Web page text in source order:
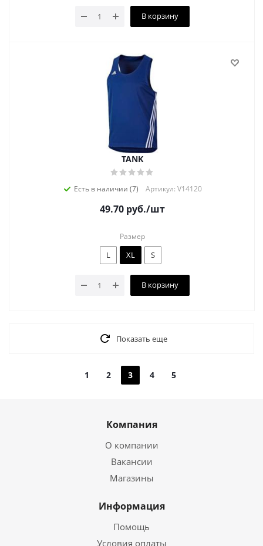
В корзину
TANK
Есть в наличии (7) Артикул: V14120
49.70руб./шт
Размер
L XL S
В корзину
Показать еще
1 2 3 4 5
Компания
О компании
Вакансии
Магазины
Информация
Помощь
Условия оплаты